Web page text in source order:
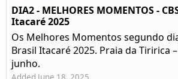
DIA2 - MELHORES MOMENTOS -
Itacaré 2025
Os Melhores Momentos segundo
Brasil Itacaré 2025. Praia da Tiririca
junho.